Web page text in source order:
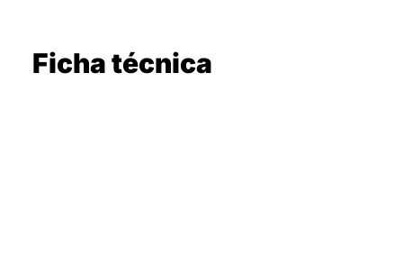
Ficha técnica